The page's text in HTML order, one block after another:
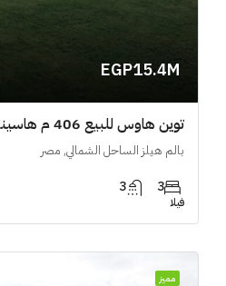
EGP15.4M
توين هاوس للبيع 406 م هاسيندا باي
بالم هيلز الساحل الشمالي, مصر
3
3
فيلا
مميز